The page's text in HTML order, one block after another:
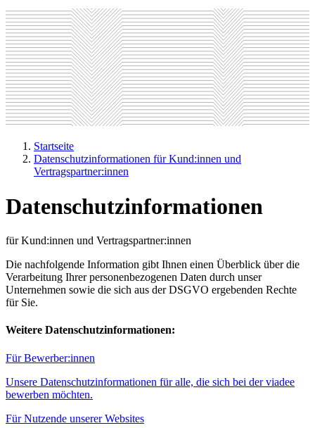
Startseite
Datenschutzinformationen für Kund:innen und
Vertragspartner:innen
Datenschutz­informationen
für Kund:innen und Vertragspartner:innen
Die nachfolgende Information gibt Ihnen einen Überblick über die
Verarbeitung Ihrer personenbezogenen Daten durch unser
Unternehmen sowie die sich aus der DSGVO ergebenden Rechte
für Sie.
Weitere Datenschutzinformationen:
Für Bewerber:innen
Unsere Datenschutzinformationen für alle, die sich bei der viadee
bewerben möchten.
Für Nutzende unserer Websites